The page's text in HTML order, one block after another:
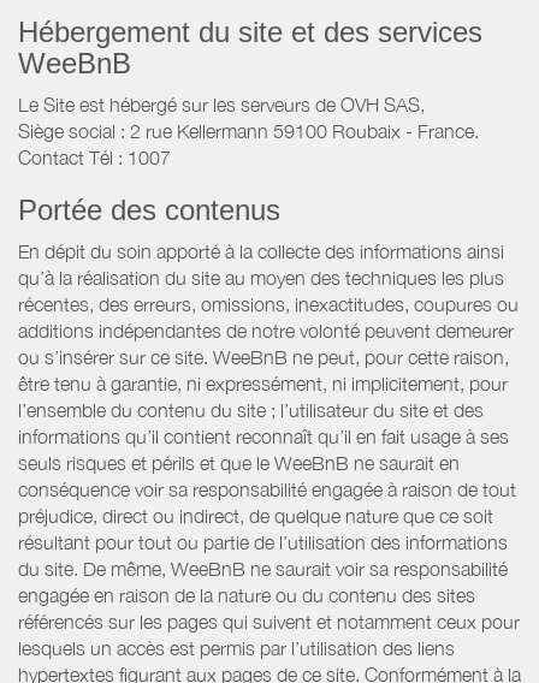
Hébergement du site et des services
WeeBnB
Le Site est hébergé sur les serveurs de OVH SAS,
Siège social : 2 rue Kellermann 59100 Roubaix - France.
Contact Tél : 1007
Portée des contenus
En dépit du soin apporté à la collecte des informations ainsi
qu’à la réalisation du site au moyen des techniques les plus
récentes, des erreurs, omissions, inexactitudes, coupures ou
additions indépendantes de notre volonté peuvent demeurer
ou s’insérer sur ce site. WeeBnB ne peut, pour cette raison,
être tenu à garantie, ni expressément, ni implicitement, pour
l’ensemble du contenu du site ; l’utilisateur du site et des
informations qu’il contient reconnaît qu’il en fait usage à ses
seuls risques et périls et que le WeeBnB ne saurait en
conséquence voir sa responsabilité engagée à raison de tout
préjudice, direct ou indirect, de quelque nature que ce soit
résultant pour tout ou partie de l’utilisation des informations
du site. De même, WeeBnB ne saurait voir sa responsabilité
engagée en raison de la nature ou du contenu des sites
référencés sur les pages qui suivent et notamment ceux pour
lesquels un accès est permis par l’utilisation des liens
hypertextes figurant aux pages de ce site. Conformément à la